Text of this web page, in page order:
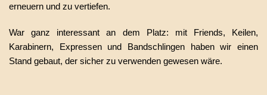
erneuern und zu vertiefen.
War ganz interessant an dem Platz: mit Friends, Keilen,
Karabinern, Expressen und Bandschlingen haben wir einen
Stand gebaut, der sicher zu verwenden gewesen wäre.